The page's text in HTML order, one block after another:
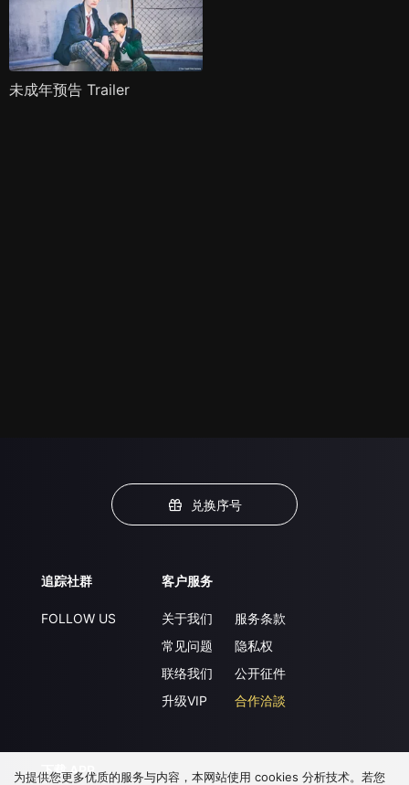
未成年预告 Trailer
兑换序号
追踪社群
FOLLOW US
客户服务
关于我们
常见问题
联络我们
升级VIP
服务条款
隐私权
公开征件
合作洽談
下载 APP
为提供您更多优质的服务与内容，本网站使用 cookies 分析技术。若您